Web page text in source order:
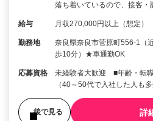
落ち着いているので、接客
給与 月収270,000円以上（想定）
勤務地
奈良県奈良市菅原町556-1（
歩10分）★車通勤OK
応募資格
未経験者大歓迎 ■年齢・転
（40～50代で入社した人も
後で見る 詳